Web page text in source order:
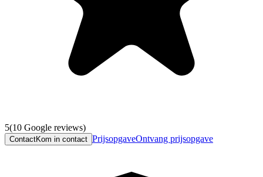
5(10 Google reviews)
ContactKom in contact PrijsopgaveOntvang prijsopgave